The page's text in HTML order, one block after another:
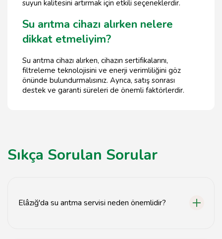
suyun kalitesini artırmak için etkili seçeneklerdir.
Su arıtma cihazı alırken nelere
dikkat etmeliyim?
Su arıtma cihazı alırken, cihazın sertifikalarını,
filtreleme teknolojisini ve enerji verimliliğini göz
önünde bulundurmalısınız. Ayrıca, satış sonrası
destek ve garanti süreleri de önemli faktörlerdir.
Sıkça Sorulan Sorular
Elâzığ'da su arıtma servisi neden önemlidir?